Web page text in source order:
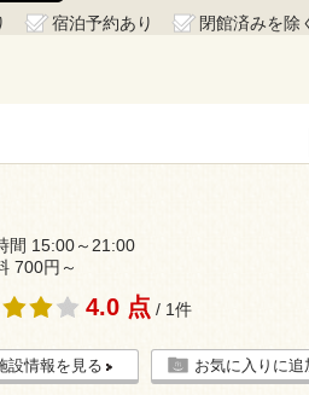
宿泊予約あり
閉館済みを除
間 15:00～21:00
700円～
4.0 点 / 1件
設情報を見る お気に入りに追